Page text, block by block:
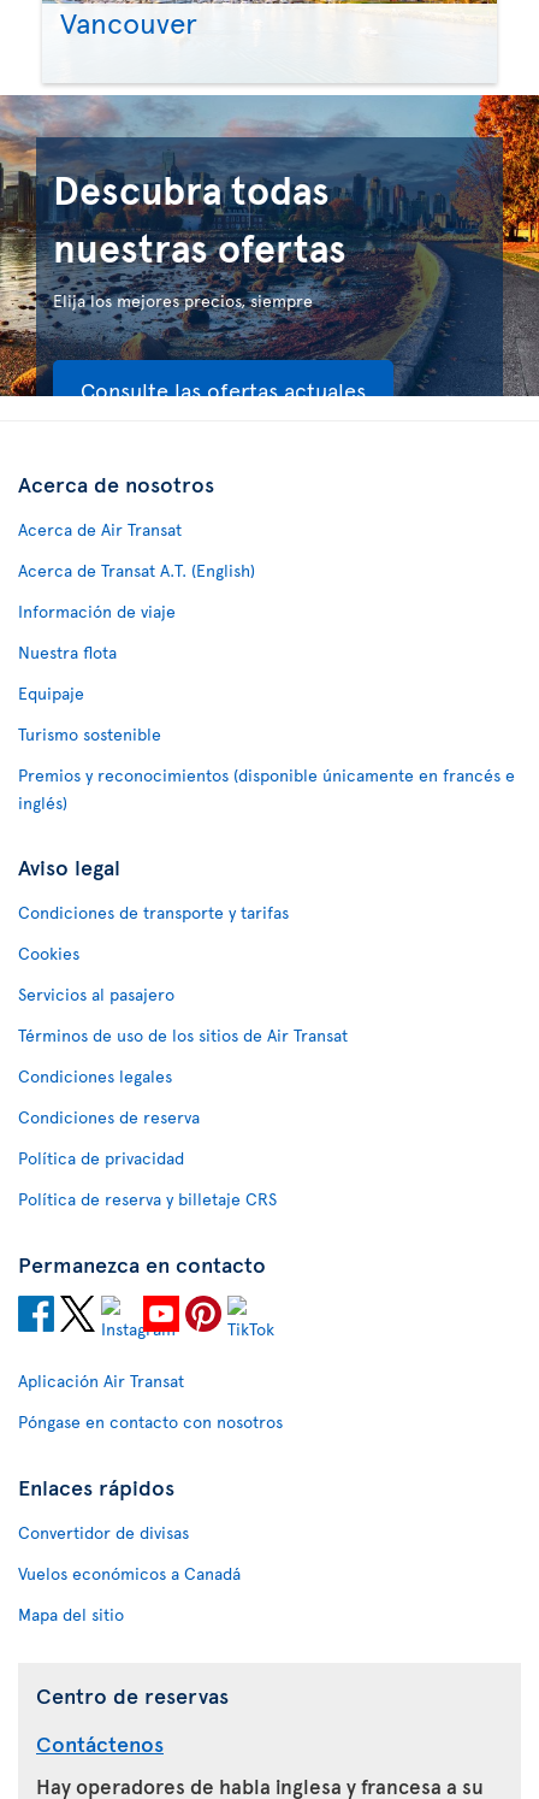
Vancouver
Descubra todas
nuestras ofertas
Elija los mejores precios, siempre
Consulte las ofertas actuales
Acerca de nosotros
Acerca de Air Transat
Acerca de Transat A.T. (English)
Información de viaje
Nuestra flota
Equipaje
Turismo sostenible
Premios y reconocimientos (disponible únicamente en francés e
inglés)
Aviso legal
Condiciones de transporte y tarifas
Cookies
Servicios al pasajero
Términos de uso de los sitios de Air Transat
Condiciones legales
Condiciones de reserva
Política de privacidad
Política de reserva y billetaje CRS
Permanezca en contacto
Aplicación Air Transat
Póngase en contacto con nosotros
Enlaces rápidos
Convertidor de divisas
Vuelos económicos a Canadá
Mapa del sitio
Centro de reservas
Contáctenos
Hay operadores de habla inglesa y francesa a su